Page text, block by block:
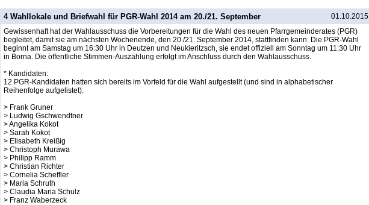
4 Wahllokale und Briefwahl für PGR-Wahl 2014 am 20./21. September
01.10.2015
Gewissenhaft hat der Wahlausschuss die Vorbereitungen für die Wahl des neuen Pfarrgemeinderates (PGR)
begleitet, damit sie am nächsten Wochenende, den 20./21. September 2014, stattfinden kann. Die PGR-Wahl
beginnt am Samstag um 16:30 Uhr in Deutzen und Neukieritzsch, sie endet offiziell am Sonntag um 11:30 Uhr
in Borna. Die öffentliche Stimmen-Auszählung erfolgt im Anschluss durch den Wahlausschuss.
* Kandidaten:
12 PGR-Kandidaten hatten sich bereits im Vorfeld für die Wahl aufgestellt (und sind in alphabetischer
Reihenfolge aufgelistet):
> Frank Gruner
> Ludwig Gschwendtner
> Angelika Kokot
> Sarah Kokot
> Elisabeth Kreißig
> Christoph Murawa
> Philipp Ramm
> Christian Richter
> Cornelia Scheffler
> Maria Schruth
> Claudia Maria Schulz
> Franz Waberzeck